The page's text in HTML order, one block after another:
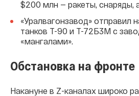
$200 млн — ракеты, снаряды,
«Уралвагонзавод» отправил
танков Т-90 и Т-72Б3М с
«мангалами».
Обстановка на фронте
Накануне в Z-каналах широко